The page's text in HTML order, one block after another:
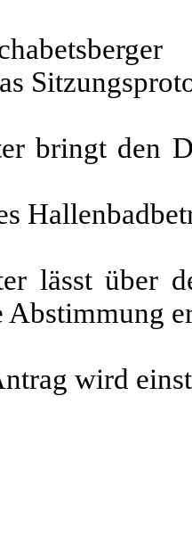
bringt den
lässt über
wird